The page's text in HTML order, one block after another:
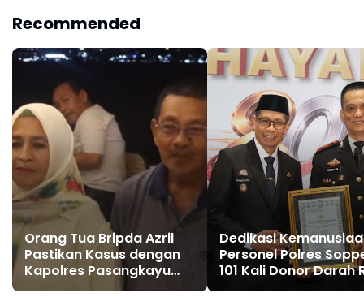
Recommended
Orang Tua Bripda Azril
Pastikan Kasus dengan
Kapolres Pasangkayu
Berakhir Damai
Dedikasi
Personel Polres
101 Kali Donor Darah
Penghargaan